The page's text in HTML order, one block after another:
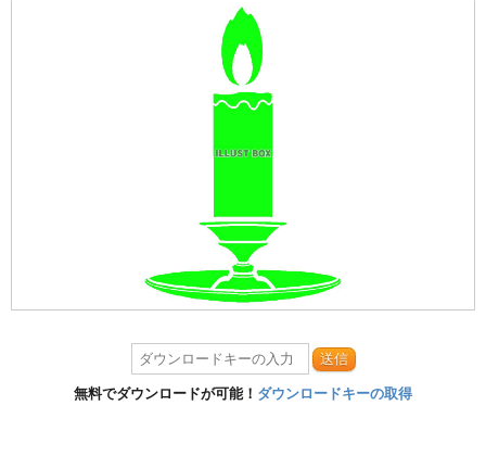
送信
無料でダウンロードが可能！ ダウンロードキーの取得